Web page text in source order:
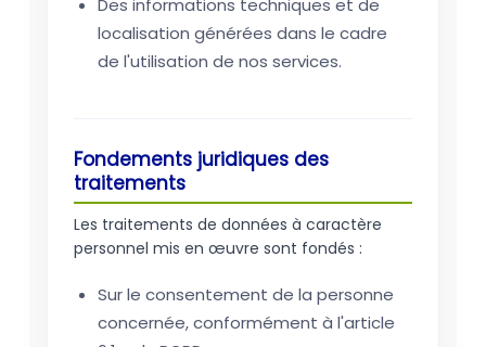
Des informations techniques et de
localisation générées dans le cadre
de l'utilisation de nos services.
Fondements juridiques des
traitements
Les traitements de données à caractère
personnel mis en œuvre sont fondés :
Sur le consentement de la personne
concernée, conformément à l'article